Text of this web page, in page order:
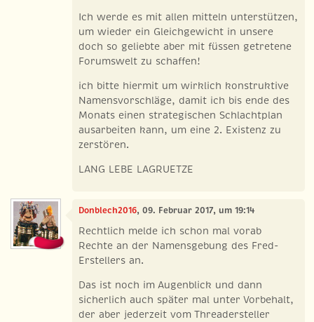
Ich werde es mit allen mitteln unterstützen,
um wieder ein Gleichgewicht in unsere
doch so geliebte aber mit füssen getretene
Forumswelt zu schaffen!
ich bitte hiermit um wirklich konstruktive
Namensvorschläge, damit ich bis ende des
Monats einen strategischen Schlachtplan
ausarbeiten kann, um eine 2. Existenz zu
zerstören.
LANG LEBE LAGRUETZE
Donblech2016, 09. Februar 2017, um 19:14
Rechtlich melde ich schon mal vorab
Rechte an der Namensgebung des Fred-
Erstellers an.
Das ist noch im Augenblick und dann
sicherlich auch später mal unter Vorbehalt,
der aber jederzeit vom Threadersteller